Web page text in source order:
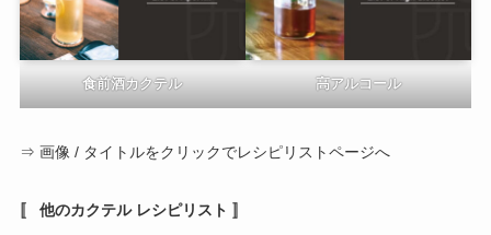
食前酒カクテル 高アルコール
⇒ 画像 / タイトルをクリックでレシピリストページへ
〚 他のカクテル レシピリスト 〛